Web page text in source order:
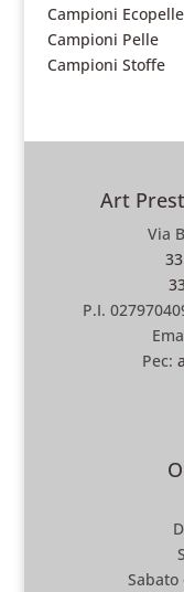
Campioni Ecopelle
Campioni Pelle
Campioni Stoffe
Art
Via
P.I.
Pec: